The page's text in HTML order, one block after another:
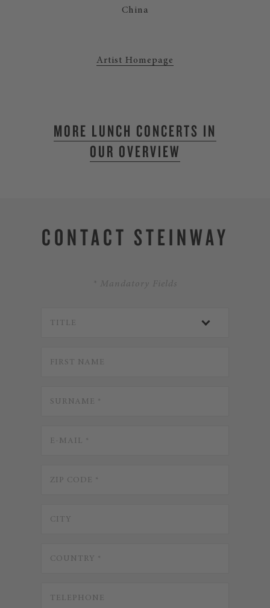
China
Artist Homepage
MORE LUNCH CONCERTS IN
OUR OVERVIEW
CONTACT STEINWAY
* Mandatory Fields